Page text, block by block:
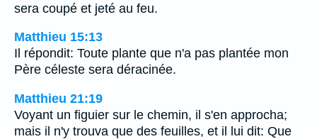
sera coupé et jeté au feu.
Matthieu 15:13
Il répondit: Toute plante que n'a pas plantée mon
Père céleste sera déracinée.
Matthieu 21:19
Voyant un figuier sur le chemin, il s'en approcha;
mais il n'y trouva que des feuilles, et il lui dit: Que